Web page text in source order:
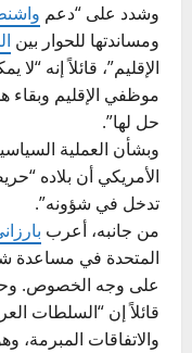
وشدد على “دعم
ومساندتها للحوار بين
الإقليم”، قائلاً إنه
موظفي الإقليم وبقاء
حل لها”.
وبشأن العملية
الأمريكي أن بلاده
تدخل في شؤونه”.
من جانبه، أعرب
المتحدة في مساعدة
على وجه الخصوص.
قائلاً إن “السلطات
والاتفاقات المبرمة،